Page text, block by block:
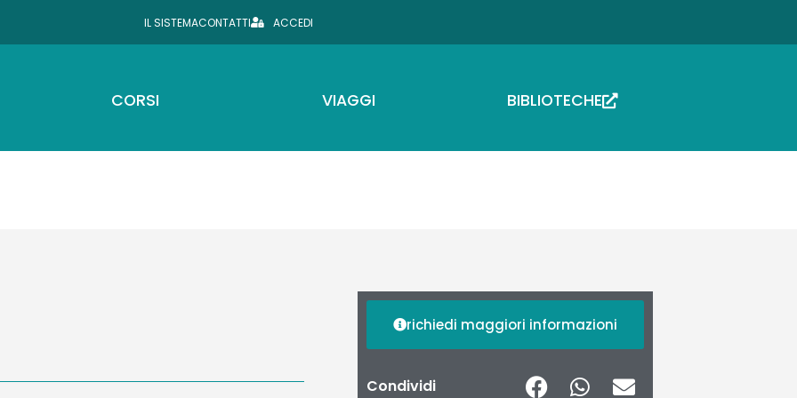
IL SISTEMACONTATTI ACCEDI
CORSI VIAGGI BIBLIOTECHE
richiedi maggiori informazioni
Condividi